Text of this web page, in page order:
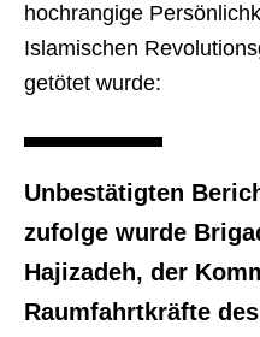
hochrangige
Islamischen
getötet wurde:
Unbestätigten
zufolge wurde
Hajizadeh, der
Raumfahrtkräfte